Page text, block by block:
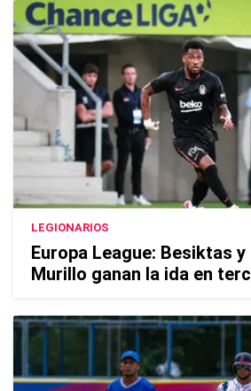
LEGIONARIOS
Europa League: Besiktas
Murillo ganan la ida en